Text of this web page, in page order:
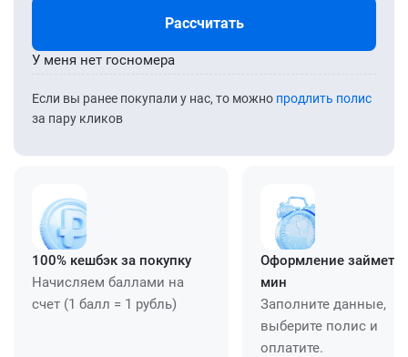
Рассчитать
Если вы ранее покупали у нас, то можно продлить полис
за пару кликов
У меня нет госномера
100% кешбэк за покупку
Начисляем баллами на
счет (1 балл = 1 рубль)
Оформление займет
мин
Заполните данные,
выберите полис и
оплатите.